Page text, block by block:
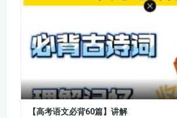
传实验的设计、性状分离比的分析和
分析伴性遗传的特点和规律，让学生
的分析方法和相关计算。
生物的变异与进化：
介绍生物变异的类型（基因突变、
变异），使学生理解变异的原因、
的影响。
【高考语文必背60篇】讲解